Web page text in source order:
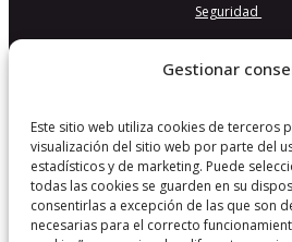
Gestionar
Este sitio web utiliza cookies de terceros
visualización del sitio web por parte del
estadísticos y de marketing. Puede
todas las cookies se guarden en su
consentirlas a excepción de las que son
necesarias para el correcto
Seguridad